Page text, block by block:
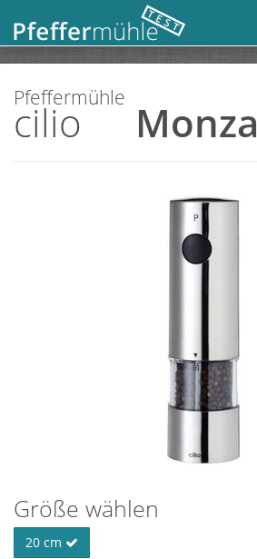
Pfeffermühle
cilio Monza
Größe wählen
20 cm